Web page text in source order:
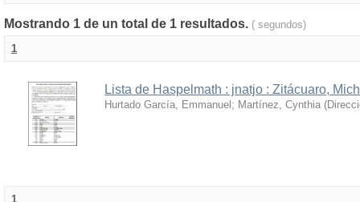
Mostrando 1 de un total de 1 resultados. ( segundos)
1
Lista de Haspelmath : jnatjo : Zitácuaro,
Hurtado García, Emmanuel ; Martínez, Cynthia (
1